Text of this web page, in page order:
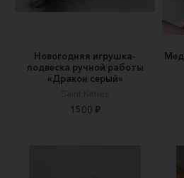
Новогодняя игрушка-
подвеска ручной работы
«Дракон серый»
Saint Kitties
1500 ₽